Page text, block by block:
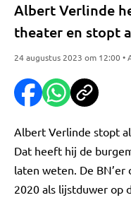
Albert Verlinde
theater en stopt
24 augustus 2023 om 12:00
Albert Verlinde stopt
Dat heeft hij de
laten weten. De
2020 als lijstduwer op